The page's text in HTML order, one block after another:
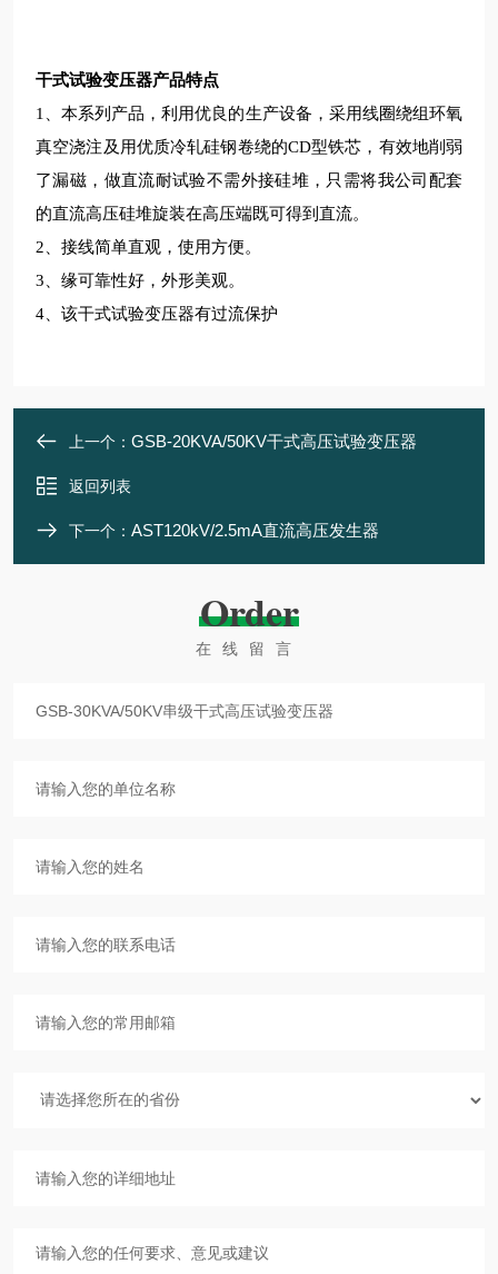
干式试验变压器产品特点
1、本系列产品，利用优良的生产设备，采用线圈绕组环氧
真空浇注及用优质冷轧硅钢卷绕的CD型铁芯，有效地削弱
了漏磁，做直流耐试验不需外接硅堆，只需将我公司配套
的直流高压硅堆旋装在高压端既可得到直流。
2、接线简单直观，使用方便。
3、缘可靠性好，外形美观。
4、该干式试验变压器有过流保护
上一个： GSB-20KVA/50KV干式高压试验变压器
返回列表
下一个： AST120kV/2.5mA直流高压发生器
Order
在线留言